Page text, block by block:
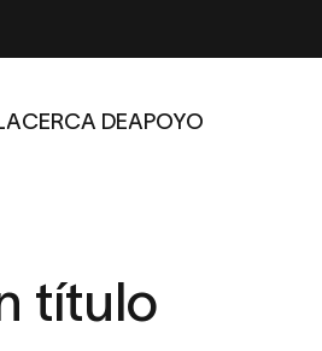
ACERCA DEAPOYO
título